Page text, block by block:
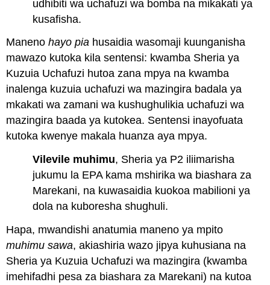
udhibiti wa uchafuzi wa bomba na mikakati ya
kusafisha.
Manenohayo pia husaidia wasomaji kuunganisha
mawazo kutoka kila sentensi: kwamba Sheria ya
Kuzuia Uchafuzi hutoa zana mpya na kwamba
inalenga kuzuia uchafuzi wa mazingira badala ya
mkakati wa zamani wa kushughulikia uchafuzi wa
mazingira baada ya kutokea. Sentensi inayofuata
kutoka kwenye makala huanza aya mpya.
Vilevile muhimu, Sheria ya P2 iliimarisha
jukumu la EPA kama mshirika wa biashara za
Marekani, na kuwasaidia kuokoa mabilioni ya
dola na kuboresha shughuli.
Hapa, mwandishi anatumia maneno ya mpito
muhimu sawa, akiashiria wazo jipya kuhusiana na
Sheria ya Kuzuia Uchafuzi wa mazingira (kwamba
imehifadhi pesa za biashara za Marekani) na kutoa